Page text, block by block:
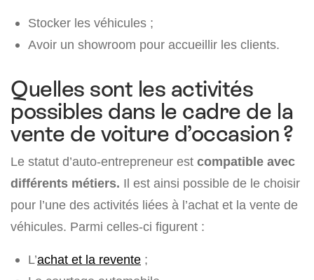
Stocker les véhicules ;
Avoir un showroom pour accueillir les clients.
Quelles sont les activités
possibles dans le cadre de la
vente de voiture d’occasion ?
Le statut d’auto-entrepreneur est compatible avec
différents métiers. Il est ainsi possible de le choisir
pour l’une des activités liées à l’achat et la vente de
véhicules. Parmi celles-ci figurent :
L’achat et la revente ;